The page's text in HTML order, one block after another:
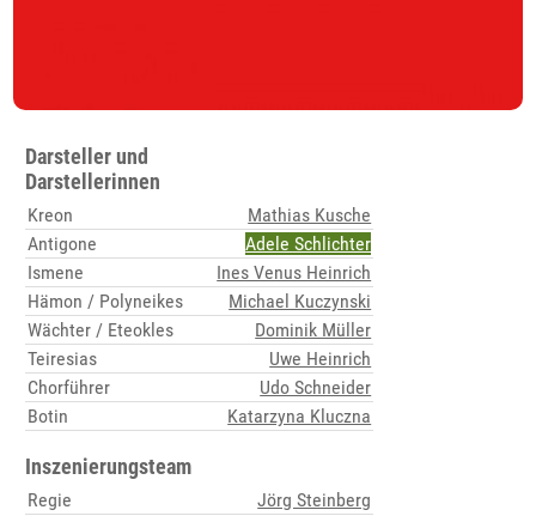
Darsteller und
Darstellerinnen
Kreon
Mathias Kusche
Antigone
Adele Schlichter
Ismene
Ines Venus Heinrich
Hämon / Polyneikes
Michael Kuczynski
Wächter / Eteokles
Dominik Müller
Teiresias
Uwe Heinrich
Chorführer
Udo Schneider
Botin
Katarzyna Kluczna
Inszenierungsteam
Regie
Jörg Steinberg